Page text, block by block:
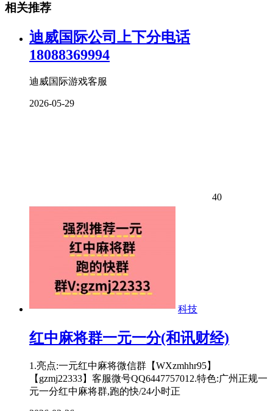
相关推荐
迪威国际公司上下分电话
18088369994
迪威国际游戏客服
2026-05-29
40
科技
红中麻将群一元一分(和讯财经)
1.亮点:一元红中麻将微信群【WXzmhhr95】
【gzmj22333】客服微号QQ6447757012.特色:广州正规一
元一分红中麻将群,跑的快/24小时正